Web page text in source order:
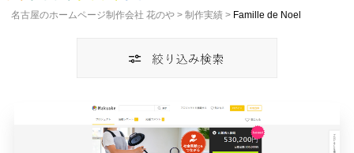
名古屋のホームページ制作会社 花のや 制作実績 Famille de Noel